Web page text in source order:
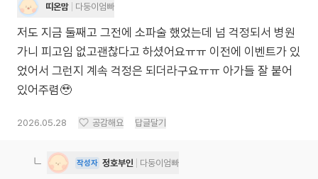
띠온맘 다둥이엄빠
저도 지금 둘째고 그전에 소파술 했었는데 넘 걱정되서 병원
가니 피고임 없고괜찮다고 하셨어요ㅠㅠ 이전에 이벤트가 있
었어서 그런지 계속 걱정은 되더라구요ㅠㅠ 아가들 잘 붙어
있어주렴🥹
2026.05.28 공감해요 답글달기
작성자 정호부인 다둥이엄빠